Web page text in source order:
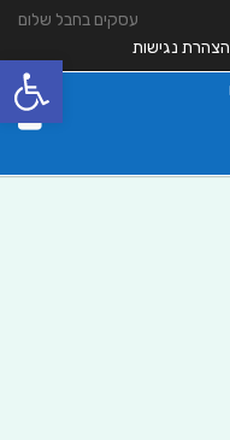
עסקים בחבל שלום
הצהרת נגישות
פתח